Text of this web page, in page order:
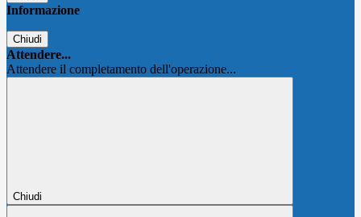
Informazione
Chiudi
Attendere...
Attendere il completamento dell'operazione...
Chiudi